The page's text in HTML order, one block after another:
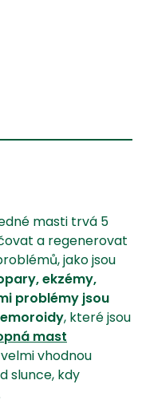
masti trvá 5
a regenerovat
jako jsou
ekzémy,
problémy jsou
, které jsou
mast
vhodnou
slunce, kdy